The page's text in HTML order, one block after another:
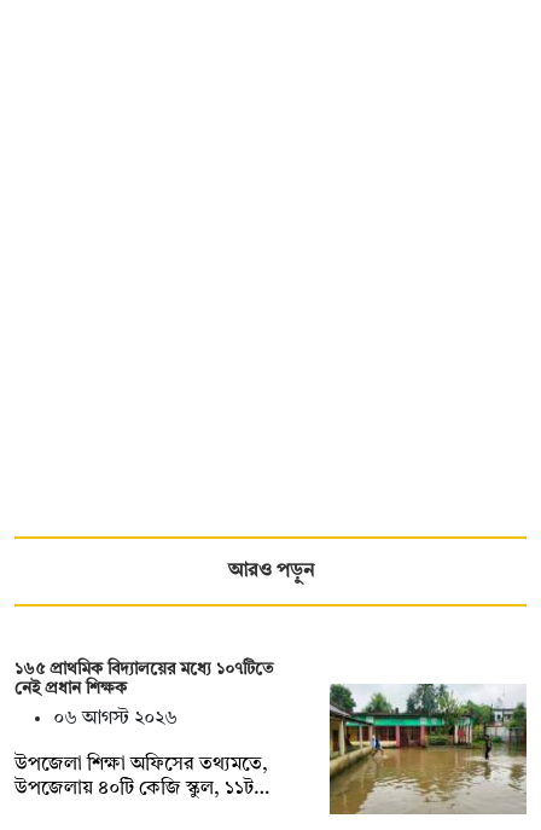
আরও পড়ুন
১৬৫ প্রাথমিক বিদ্যালয়ের মধ্যে ১০৭টিতে
নেই প্রধান শিক্ষক
০৬ আগস্ট ২০২৬
উপজেলা শিক্ষা অফিসের তথ্যমতে,
উপজেলায় ৪০টি কেজি স্কুল, ১১ট…